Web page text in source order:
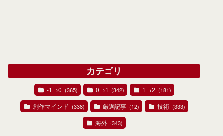
カテゴリ
-1→0 (365) 0→1 (342) 1→2 (181)
創作マインド (338) 厳選記事 (12) 技術 (333)
海外 (343)